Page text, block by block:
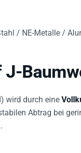
/ NE-Metalle /
J-
wird durch eine
Abtrag bei